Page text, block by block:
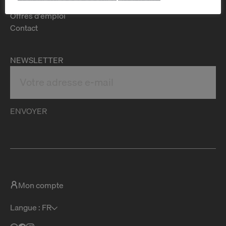
FAQ
Offres d'emploi
Contact
NEWSLETTER
ENVOYER
Mon compte
Langue : FR